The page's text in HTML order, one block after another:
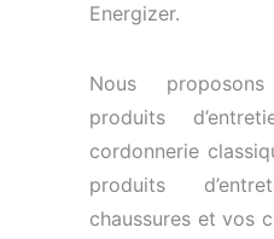
Energizer.
Nous
produits
cordonnerie
produits
chaussures et vos